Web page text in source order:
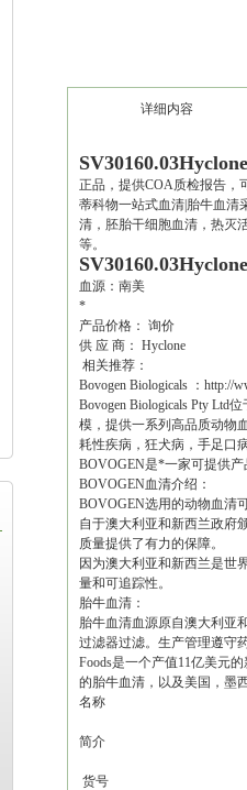
详细内容
正品，提供COA质检报告，
蒂科物一站式血清|胎牛血清
清，胚胎干细胞血清，热灭
等。
血源：南美
*
产品价格： 询价
供 应 商： Hyclone
相关推荐：
Bovogen Biologicals ：http://
Bovogen Biologicals Pty Ltd
模，提供一系列高品质动物
耗性疾病，狂犬病，手足口
BOVOGEN是*一家可提供
BOVOGEN血清介绍：
BOVOGEN选用的动物血清
自于澳大利亚和新西兰政府
质量提供了有力的保障。
因为澳大利亚和新西兰是世
量和可追踪性。
胎牛血清：
胎牛血清血源原自澳大利亚
过滤器过滤。生产管理遵守
Foods是一个产值11亿美元
的胎牛血清，以及美国，墨
名称
简介
货号